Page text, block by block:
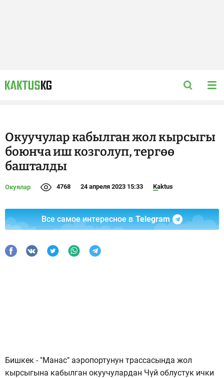
Окуучулар кабылган жол кырсыгы
боюнча иш козголуп, тергөө
башталды
Окуялар 4768 24 апреля 2023 15:33 Kaktus
Все самое интересное в Telegram
Бишкек - "Манас" аэропортунун трассасында жол
кырсыгына кабылган окуучулардан Чүй облустук ички